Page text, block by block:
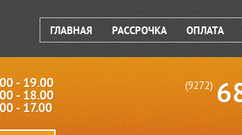
ГЛАВНАЯ РАССРОЧКА ОПЛАТА
(9272)
- 19.00
- 18.00
- 17.00